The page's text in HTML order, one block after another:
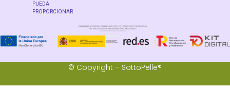
PUEDA
PROPORCIONAR.
© Copyright – SottoPelle®